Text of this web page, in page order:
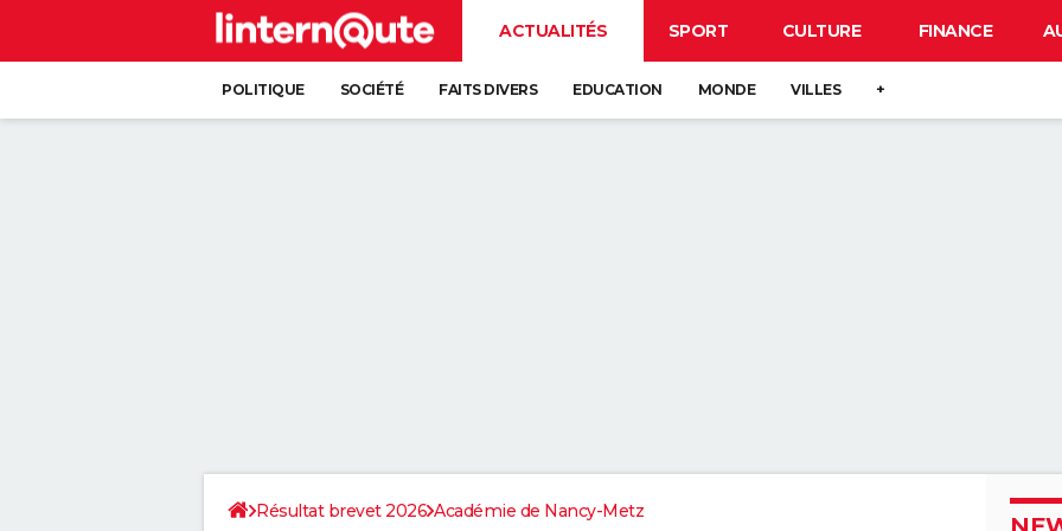
ACTUALITÉS SPORT CULTURE FINANCE
POLITIQUE SOCIÉTÉ FAITS DIVERS EDUCATION MONDE VILLES +
Résultat brevet 2026 Académie de Nancy-Metz